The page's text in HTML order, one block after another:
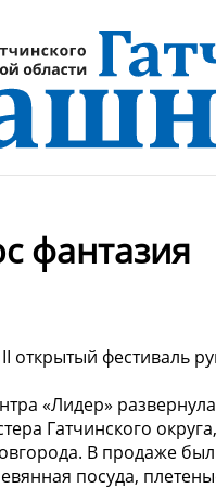
фантазия
фестиваль
«Лидер»
Гатчинского
В продаже
посуда,